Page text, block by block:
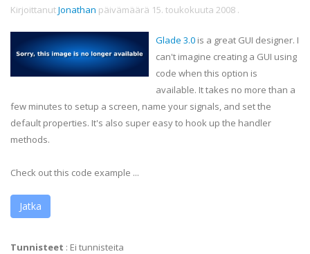
KirjoittanutJonathan päivämäärä 15. toukokuuta 2008 .
Glade 3.0 is a great GUI designer. I
can't imagine creating a GUI using
code when this option is
available. It takes no more than a
few minutes to setup a screen, name your signals, and set the
default properties. It's also super easy to hook up the handler
methods.
Check out this code example ...
Jatka
Tunnisteet : Ei tunnisteita